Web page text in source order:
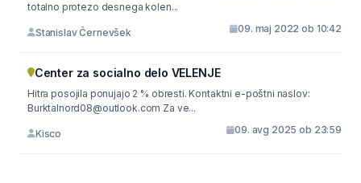
totalno protezo desnega kolen...
Stanislav Černevšek 09. maj 2022 ob 10:42
Center za socialno delo VELENJE
Hitra posojila ponujajo 2 % obresti. Kontaktni e-poštni naslov:
Burktalnord08@outlook.com Za ve...
Kisco 09. avg 2025 ob 23:59